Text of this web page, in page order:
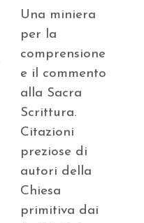
Una miniera
per la
comprensione
e il commento
alla Sacra
Scrittura.
Citazioni
preziose di
autori della
Chiesa
primitiva dai